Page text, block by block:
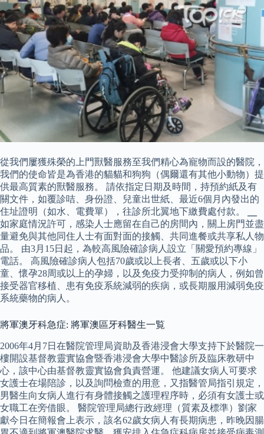
從我們屢獲殊榮的上門獸醫服務至我們精心為寵物而設的醫院，
我們的使命皆是為香港的貓貓和狗狗（偶爾還有其他小動物）提
供最高質素的獸醫服務。 請依指定日期及時間，持預約紙及有
關文件，如覆診咭、身份證、兒童出世紙、最近6個月內發出的
住址證明（如水、電費單），往診所北翼地下繳費處付款。 ╴
如家庭情況許可，感染人士應留在自己的房間內，關上房門並盡
量避免與其他同住人士有面對面的接觸、共同進餐或共享私人物
品。 由3月15日起，為較高風險確診病人設立「關愛預約專線」
電話。 高風險確診病人包括70歲或以上長者、五歲或以下小
童、懷孕28周或以上的孕婦，以及免疫力受抑制的病人，例如曾
接受器官移植、患有免疫系統減弱的疾病，或長期服用減弱免疫
系統藥物的病人。
將軍澳牙科急症: 將軍澳區牙科醫生一覧
2006年4月7日在醫院管理局資助及香港浸會大學支持下於醫院一
樓開設基督教靈實協會暨香港浸會大學中醫診所及臨床教研中
心，該中心由基督教靈實協會負責營運。 他建議女病人可要求
女護士在場陪診，以及詢問檢查的用意，又指醫管局指引規定，
男醫生向女病人進行有身體接觸之護理程序時，必須有女護士或
女職工在旁借眼。 醫院管理局總行政經理（質素及標準）劉家
獻今日在簡報會上表示，該名62歲女病人有長期病患，昨晚因腸